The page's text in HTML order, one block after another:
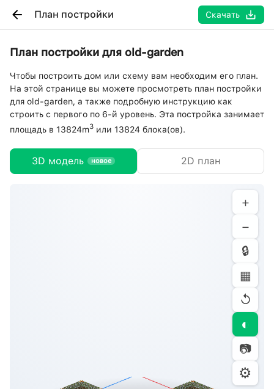
План постройки Скачать
План постройки для old-garden
Чтобы построить дом или схему вам необходим его план.
На этой странице вы можете просмотреть план постройки
для old-garden, а также подробную инструкцию как
строить с первого по 6-й уровень. Эта постройка занимает
площадь в 13824m3 или 13824 блока(ов).
3D модель новое 2D план
+
−
🔒
▦
↺
◐
📷
⚙